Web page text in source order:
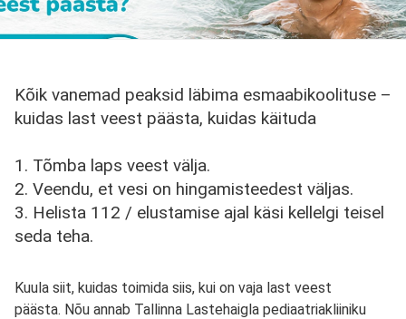
Kõik vanemad peaksid läbima esmaabikoolituse –
kuidas last veest päästa, kuidas käituda
1. Tõmba laps veest välja.
2. Veendu, et vesi on hingamisteedest väljas.
3. Helista 112 / elustamise ajal käsi kellelgi teisel
seda teha.
Kuula siit, kuidas toimida siis, kui on vaja last veest
päästa. Nõu annab Tallinna Lastehaigla pediaatriakliiniku